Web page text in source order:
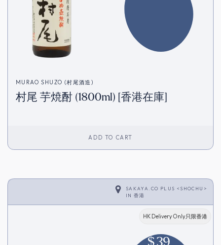
MURAO SHUZO (村尾酒造)
村尾 芋焼酎 (1800ml) [香港在庫]
ADD TO CART
SAKAYA.CO PLUS <SHOCHU>
IN 香港
HK Delivery Only只限香港
$39